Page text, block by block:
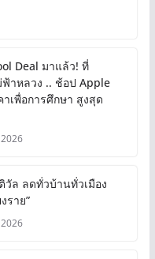
Deal มาแล้ว! ที่
ฟ้าหลวง .. ช้อป Apple
เพื่อการศึกษา สูงสุด
วัล ลดทั่วบ้านทั่วเมือง
ราย”